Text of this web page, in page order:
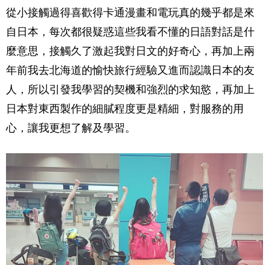
從小接觸過得喜歡得卡通漫畫和電玩真的幾乎都是來
自日本，每次都很疑惑這些我看不懂的日語對話是什
麼意思，接觸久了激起我對日文的好奇心，再加上兩
年前我去北海道的愉快旅行經驗又進而認識日本的友
人，所以引發我學習的契機和強烈的求知慾，再加上
日本對東西製作的細膩程度更是精細，對服務的用
心，讓我更想了解及學習。